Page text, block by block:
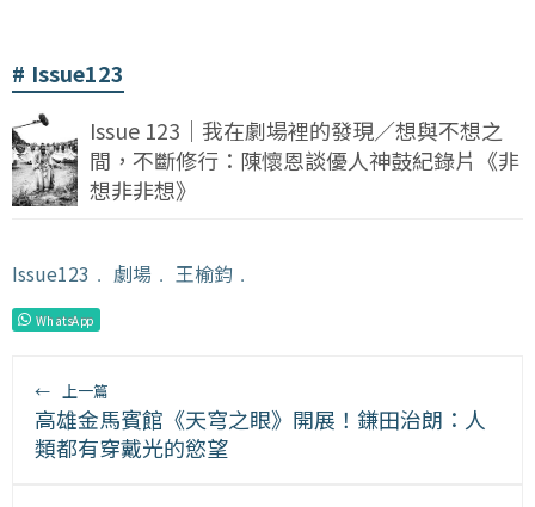
Issue123
Issue 123｜我在劇場裡的發現／想與不想之
間，不斷修行：陳懷恩談優人神鼓紀錄片《非
想非非想》
Issue123 ﹒ 劇場 ﹒ 王榆鈞 ﹒
WhatsApp
← 上一篇
高雄金馬賓館《天穹之眼》開展！鎌田治朗：人
類都有穿戴光的慾望